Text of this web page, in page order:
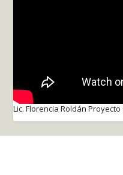
Lic. Florencia Roldán